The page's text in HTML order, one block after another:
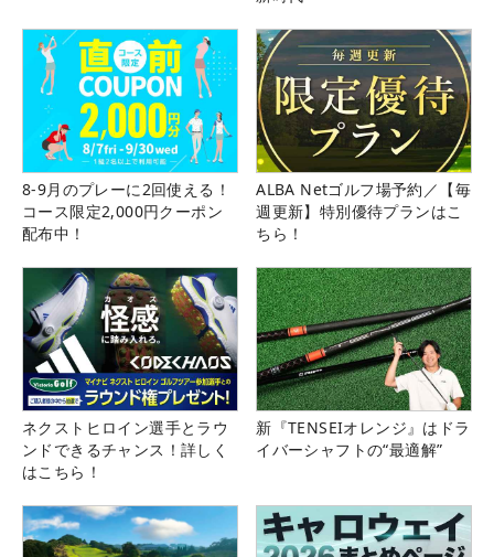
8-9月のプレーに2回使える！
コース限定2,000円クーポン
配布中！
ALBA Netゴルフ場予約／【毎
週更新】特別優待プランはこ
ちら！
ネクストヒロイン選手とラウ
ンドできるチャンス！詳しく
はこちら！
新『TENSEIオレンジ』はドラ
イバーシャフトの“最適解”